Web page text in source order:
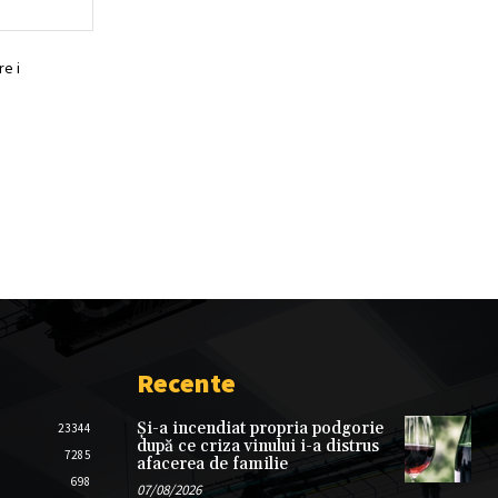
i
23344
7285
698
Recente
Și-a incendiat propria podgorie
după ce criza vinului i-a distrus
afacerea de familie
07/08/2026